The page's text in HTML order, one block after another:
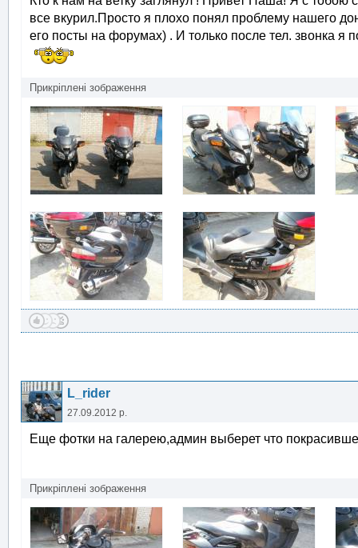
все вкурил.Просто я плохо понял проблему нашего
его посты на форумах) . И только после тел. звонка я
Прикріплені зображення
L_rider
27.09.2012 р.
Еще фотки на галерею,админ выберет что
Прикріплені зображення